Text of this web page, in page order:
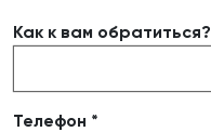
Как к вам обратиться?
Телефон *